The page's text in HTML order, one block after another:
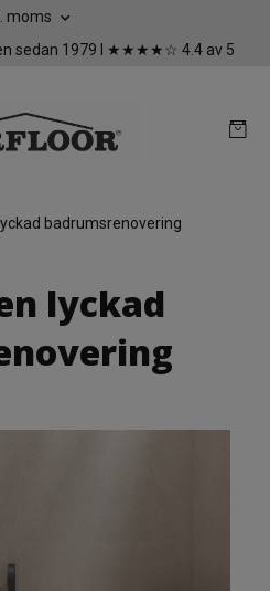
moms
sedan 1979 I ★★★★☆ 4.4 av 5
badrumsrenovering
lyckad